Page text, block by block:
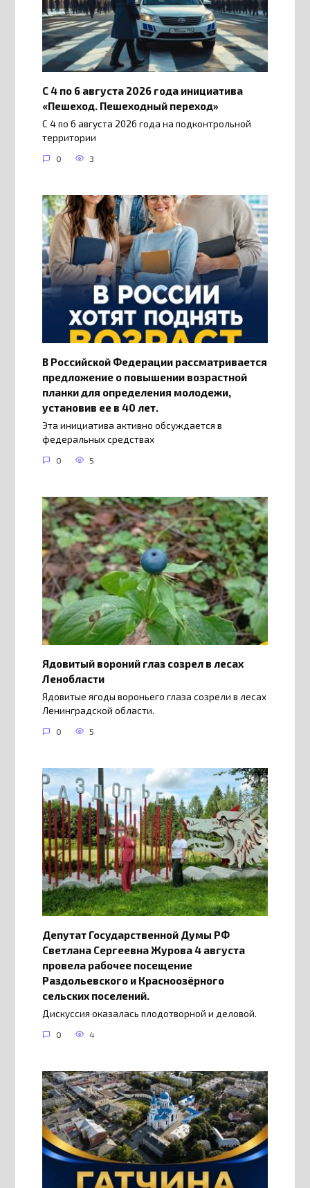
С 4 по 6 августа 2026 года инициатива
«Пешеход. Пешеходный переход»
С 4 по 6 августа 2026 года на подконтрольной
территории
0 3
В Российской Федерации рассматривается
предложение о повышении возрастной
планки для определения молодежи,
установив ее в 40 лет.
Эта инициатива активно обсуждается в
федеральных средствах
0 5
Ядовитый вороний глаз созрел в лесах
Ленобласти
Ядовитые ягоды вороньего глаза созрели в лесах
Ленинградской области.
0 5
Депутат Государственной Думы РФ
Светлана Сергеевна Журова 4 августа
провела рабочее посещение
Раздольевского и Красноозёрного
сельских поселений.
Дискуссия оказалась плодотворной и деловой.
0 4